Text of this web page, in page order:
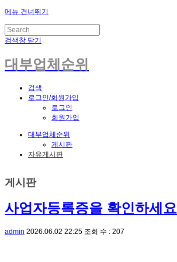
메뉴 건너뛰기
검색창 닫기
대부업체순위
검색
로그인/회원가입
로그인
회원가입
대부업체순위
게시판
자유게시판
게시판
사업자등록증을 확인하세요
admin 2026.06.02 22:25 조회 수 : 207